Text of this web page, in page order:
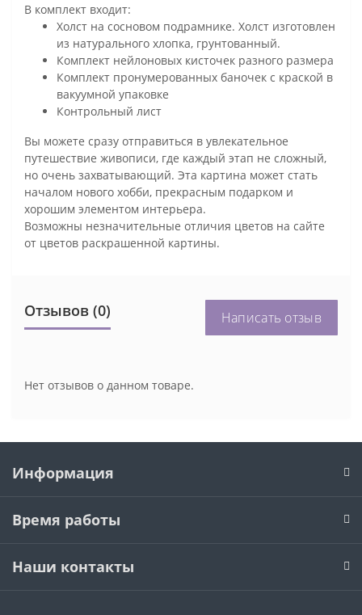
В комплект входит:
Холст на сосновом подрамнике. Холст изготовлен
из натурального хлопка, грунтованный.
Комплект нейлоновых кисточек разного размера
Комплект пронумерованных баночек с краской в
вакуумной упаковке
Контрольный лист
Вы можете сразу отправиться в увлекательное
путешествие живописи, где каждый этап не сложный,
но очень захватывающий. Эта картина может стать
началом нового хобби, прекрасным подарком и
хорошим элементом интерьера.
Возможны незначительные отличия цветов на сайте
от цветов раскрашенной картины.
Отзывов (0) Написать отзыв
Нет отзывов о данном товаре.
Информация
Время работы
Наши контакты